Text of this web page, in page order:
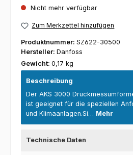
Nicht mehr verfügbar
Zum Merkzettel hinzufügen
Produktnummer: SZ622-30500
Hersteller: Danfoss
Gewicht: 0,17 kg
Beschreibung
Der AKS 3000
ist geeignet für die speziellen
und Klimaanlagen.Si… Mehr
Technische Daten